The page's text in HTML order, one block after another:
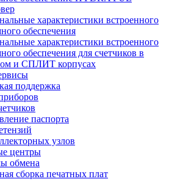
характеристики встроенного
обеспечения
характеристики встроенного
обеспечения для счетчиков в
и СПЛИТ корпусах
поддержка
паспорта
узлов
центры
обмена
сборка печатных плат